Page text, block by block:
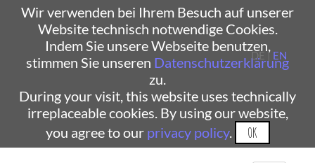
Wir verwenden bei Ihrem Besuch auf unserer
Website technisch notwendige Cookies.
Indem Sie unsere Webseite benutzen,
stimmen Sie unseren Datenschutzerklärung
zu.
During your visit, this website uses technically
irreplaceable cookies. By using our website,
you agree to our privacy policy. OK
DE | EN